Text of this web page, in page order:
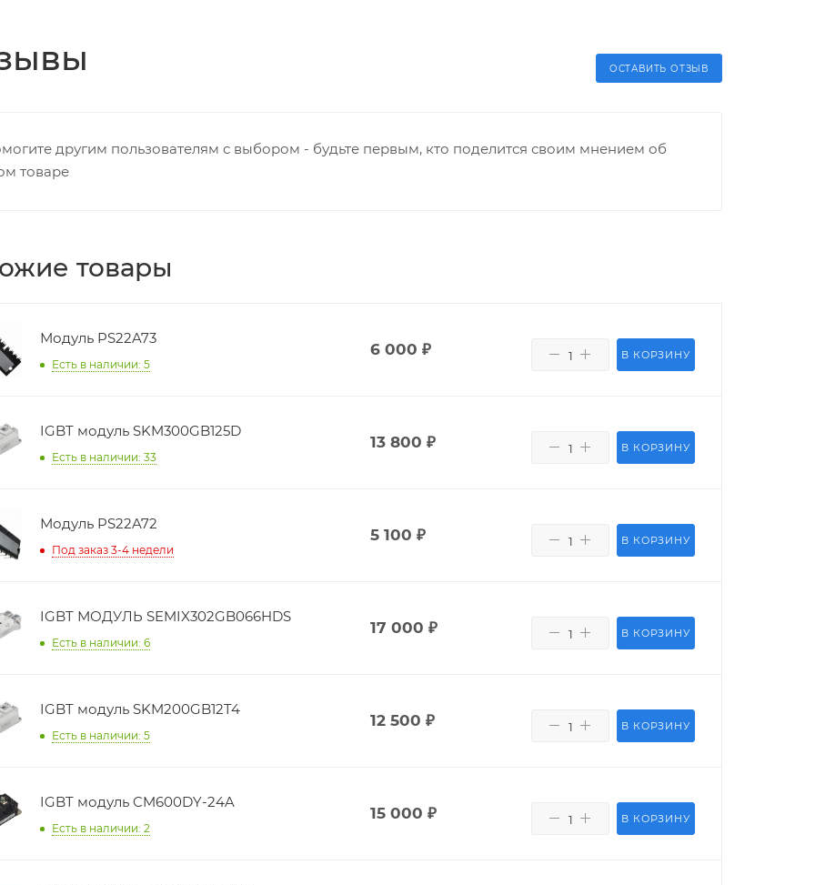
ОСТАВИТЬ ОТЗЫВ
другим пользователям с выбором - будьте первым, кто поделится своим мнением об
товаре
товары
Модуль PS22A73
Есть в наличии: 5
6 000 ₽ В КОРЗИНУ
IGBT модуль SKM300GB125D
Есть в наличии: 33
13 800 ₽ В КОРЗИНУ
Модуль PS22A72
Под заказ 3-4 недели
5 100 ₽ В КОРЗИНУ
IGBT МОДУЛЬ SEMIX302GB066HDS
Есть в наличии: 6
17 000 ₽ В КОРЗИНУ
IGBT модуль SKM200GB12T4
Есть в наличии: 5
12 500 ₽ В КОРЗИНУ
IGBT модуль CM600DY-24A
Есть в наличии: 2
15 000 ₽ В КОРЗИНУ